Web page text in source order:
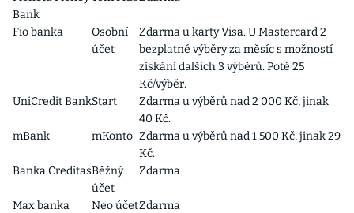
Bank
Fio banka
Osobní
účet
Zdarma u karty Visa. U Mastercard 2
bezplatné výběry za měsíc s možností
získání dalších 3 výběrů. Poté 25
Kč/výběr.
UniCredit BankStart
Zdarma u výběrů nad 2 000 Kč, jinak
40 Kč.
mBank
mKonto Zdarma u výběrů nad 1 500 Kč, jinak 29
Kč.
Banka CreditasBěžný
účet
Zdarma
Max banka Neo účetZdarma